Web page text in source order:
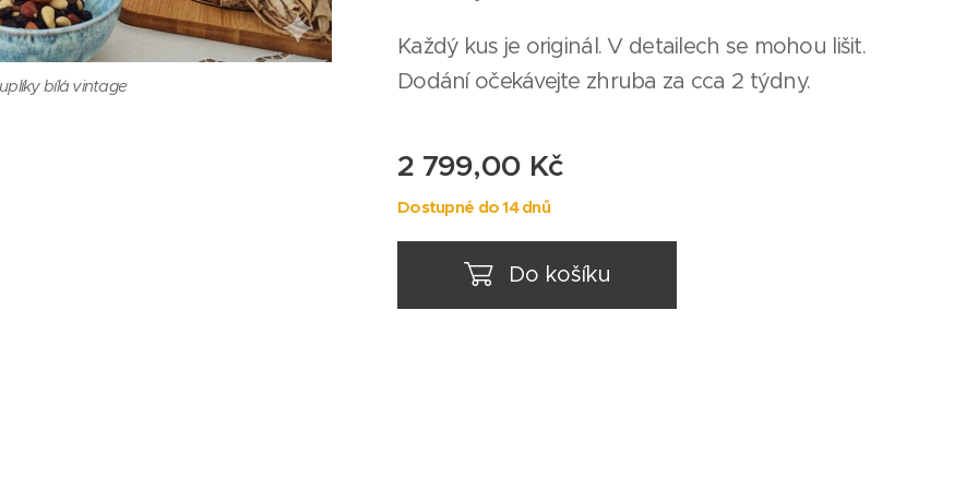
bílá vintage
linku
Každý kus je originál. V detailech se mohou lišit.
Dodání očekávejte zhruba za cca 2 týdny.
2 799,00 Kč
Dostupné do 14 dnů
Do košíku